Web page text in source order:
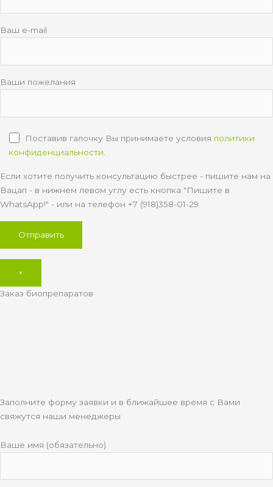
Ваш e-mail
Ваши пожелания
Поставив галочку Вы принимаете условия политики
конфиденциальности
Если хотите получить консультацию быстрее - пишите нам на
Вацап - в нижнем левом углу есть кнопка "Пишите в
WhatsApp!" - или на телефон +7 (918)358-01-29
×
Заказ биопрепаратов
Заполните форму заявки и в ближайшее время с Вами
свяжутся наши менеджеры
Ваше имя (обязательно)